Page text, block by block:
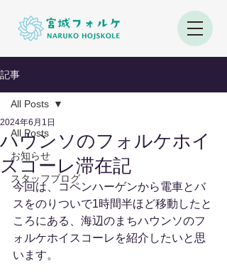
記事
All Posts
お知らせ
スタッフブログ
All Posts
ハウンソのフォルケホイ
スコーレ滞在記
2024年6月1日
今回は、コペンハーゲンから電車とバ
スをのりついで1時間半ほど移動したと
ころにある、海辺のまちハウンソのフ
ォルケホイスコーレを紹介したいと思
います。